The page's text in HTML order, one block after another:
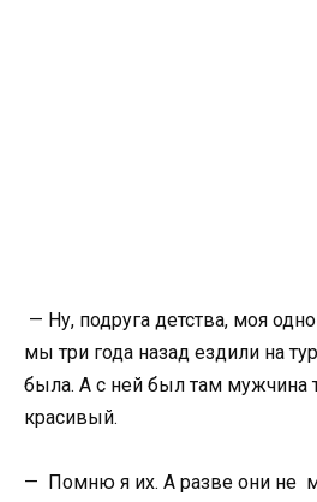
— Ну, подруга детства, моя
мы три года назад ездили на
была. А с ней был там мужчина
красивый.
— Помню я их. А разве они не